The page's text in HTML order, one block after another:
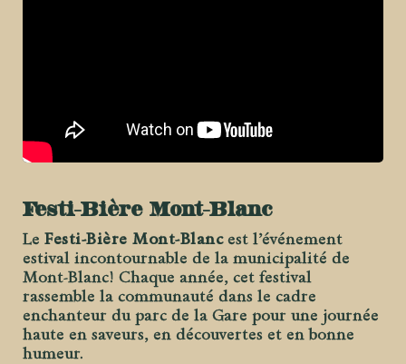
Festi-Bière Mont-Blanc
Le Festi-Bière Mont-Blancest l’événement
estival incontournable de la municipalité de
Mont-Blanc! Chaque année, cet festival
rassemble la communauté dans le cadre
enchanteur du parc de la Gare pour une journée
haute en saveurs, en découvertes et en bonne
humeur.